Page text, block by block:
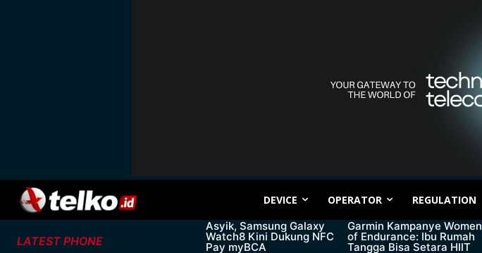
DEVICE OPERATOR REGULATION
LATEST PHONE
Asyik, Samsung Galaxy
Watch8 Kini Dukung NFC
Pay myBCA
Garmin Kampanye Women
of Endurance: Ibu Rumah
Tangga Bisa Setara HIIT